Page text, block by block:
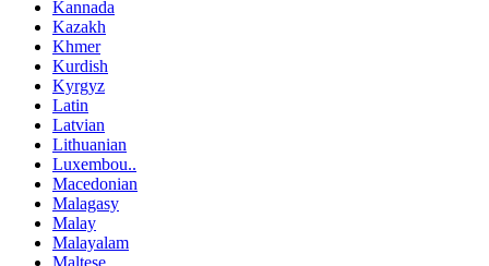
Kannada
Kazakh
Khmer
Kurdish
Kyrgyz
Latin
Latvian
Lithuanian
Luxembou..
Macedonian
Malagasy
Malay
Malayalam
Maltese